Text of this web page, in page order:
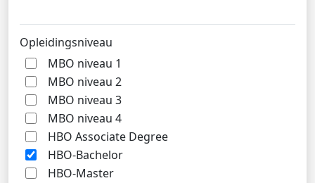
Opleidingsniveau
MBO niveau 1
MBO niveau 2
MBO niveau 3
MBO niveau 4
HBO Associate Degree
HBO-Bachelor
HBO-Master